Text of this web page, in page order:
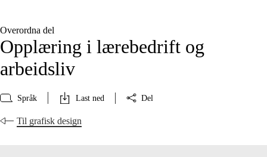
Overordna del
Opplæring i lærebedrift og
arbeidsliv
Språk Last ned Del
Til grafisk design